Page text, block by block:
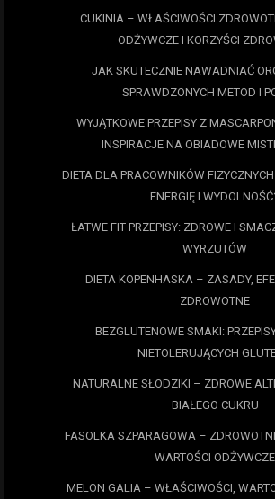
CUKINIA – WŁAŚCIWOŚCI
ODŻYWCZE I KORZYŚCI
JAK SKUTECZNIE NAWADNIAĆ
SPRAWDZONYCH METOD I
WYJĄTKOWE PRZEPISY Z
INSPIRACJE NA OBIADOWE
DIETA DLA PRACOWNIKÓW
ENERGIĘ I
ŁATWE FIT PRZEPISY: ZDROWE I
WYRZUTÓW
DIETA KOPENHASKA – ZASADY,
ZDROWOTNE
BEZGLUTENOWE SMAKI:
NIETOLERUJĄCYCH
NATURALNE SŁODZIKI – ZDROWE
BIAŁEGO CUKRU
FASOLKA SZPARAGOWA –
WARTOŚCI ODŻYWCZE
MELON GALIA – WŁAŚCIWOŚCI,